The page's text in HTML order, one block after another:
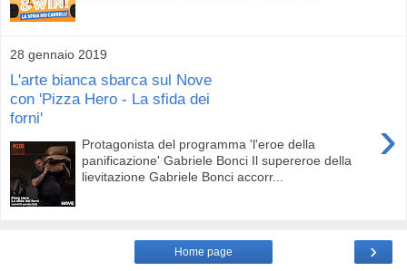
28 gennaio 2019
L'arte bianca sbarca sul Nove
con 'Pizza Hero - La sfida dei
forni'
›
Protagonista del programma 'l'eroe della
panificazione' Gabriele Bonci Il supereroe della
lievitazione Gabriele Bonci accorr...
›
Home page